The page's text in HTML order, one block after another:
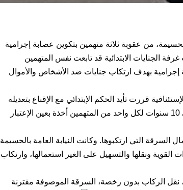
من عقوبة ثلاثة متهمين بتكوين عصابة إجرامية
بعدما كانت غرفة الجنايات الابتدائية قد تابعت نفس المتهمين
بهدف ارتكاب جنايات ضد الأشخاص والأموال
قررت تأيد الحكم الإبتدائي مع الإقناع بتعديله
ورفع العقوبة الحبسية من ثلاث سنوات حبسا نافذا إلى 10 سنوات لكل واحد من المتهمين أخذة بعين الإعتبار
التي ارتكبوها. وكانت النيابة العامة بالحسيمة
ونقلها والتسهيل على الغير استعمالها، وارتكاب
نقل الركاب بدون رخصة، السرقة الموصوفة مقترنة